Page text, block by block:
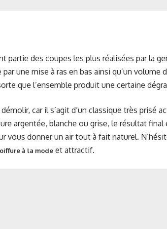
partie des coupes les plus réalisées par la
une mise à ras en bas ainsi qu’un volume
que l’ensemble produit une certaine
car il s’agit d’un classique très prisé
argentée, blanche ou grise, le résultat
vous donner un air tout à fait naturel.
à la mode et attractif.